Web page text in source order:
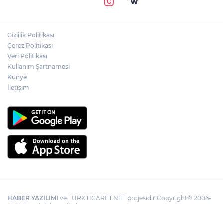
Gizlilik Politikası
Çerez Politikası
Veri Politikası
Kullanım Şartnamesi
Künye
İletişim
HABER YAZILIMI ve TURKTICARET.NET projesidir Copyright© 2006-